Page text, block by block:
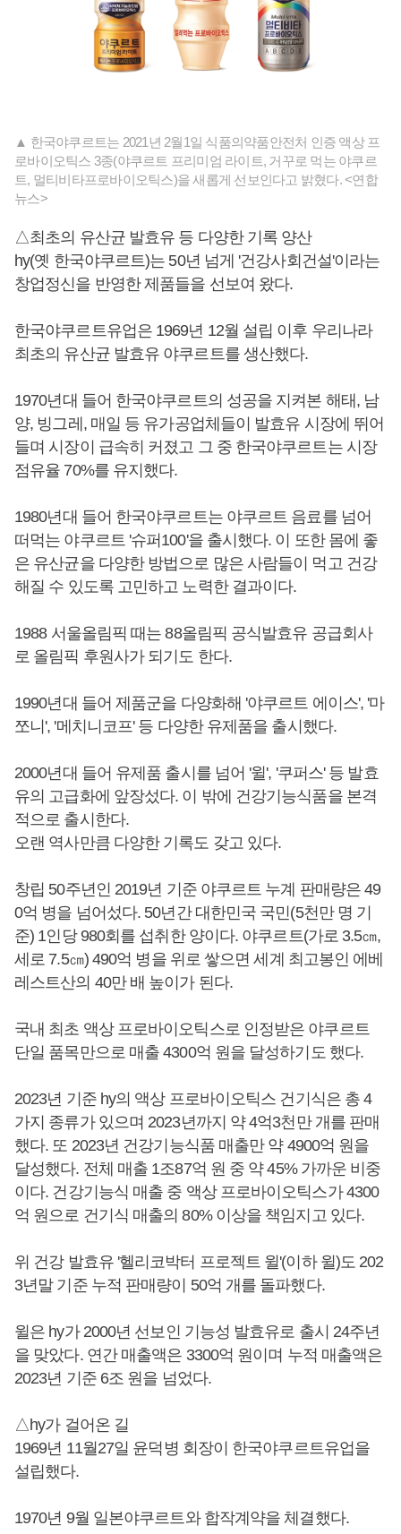
▲ 한국야쿠르트는 2021년 2월1일 식품의약품안전처 인증 액상 프
로바이오틱스 3종(야쿠르트 프리미엄 라이트, 거꾸로 먹는 야쿠르
트, 멀티비타프로바이오틱스)을 새롭게 선보인다고 밝혔다. <연합
뉴스>
△최초의 유산균 발효유 등 다양한 기록 양산
hy(옛 한국야쿠르트)는 50년 넘게 '건강사회건설'이라는
창업정신을 반영한 제품들을 선보여 왔다.
한국야쿠르트유업은 1969년 12월 설립 이후 우리나라
최초의 유산균 발효유 야쿠르트를 생산했다.
1970년대 들어 한국야쿠르트의 성공을 지켜본 해태, 남
양, 빙그레, 매일 등 유가공업체들이 발효유 시장에 뛰어
들며 시장이 급속히 커졌고 그 중 한국야쿠르트는 시장
점유율 70%를 유지했다.
1980년대 들어 한국야쿠르트는 야쿠르트 음료를 넘어
떠먹는 야쿠르트 '슈퍼100'을 출시했다. 이 또한 몸에 좋
은 유산균을 다양한 방법으로 많은 사람들이 먹고 건강
해질 수 있도록 고민하고 노력한 결과이다.
1988 서울올림픽 때는 88올림픽 공식발효유 공급회사
로 올림픽 후원사가 되기도 한다.
1990년대 들어 제품군을 다양화해 '야쿠르트 에이스', '마
쪼니', '메치니코프' 등 다양한 유제품을 출시했다.
2000년대 들어 유제품 출시를 넘어 '윌', '쿠퍼스' 등 발효
유의 고급화에 앞장섰다. 이 밖에 건강기능식품을 본격
적으로 출시한다.
오랜 역사만큼 다양한 기록도 갖고 있다.
창립 50주년인 2019년 기준 야쿠르트 누계 판매량은 49
0억 병을 넘어섰다. 50년간 대한민국 국민(5천만 명 기
준) 1인당 980회를 섭취한 양이다. 야쿠르트(가로 3.5㎝,
세로 7.5㎝) 490억 병을 위로 쌓으면 세계 최고봉인 에베
레스트산의 40만 배 높이가 된다.
국내 최초 액상 프로바이오틱스로 인정받은 야쿠르트
단일 품목만으로 매출 4300억 원을 달성하기도 했다.
2023년 기준 hy의 액상 프로바이오틱스 건기식은 총 4
가지 종류가 있으며 2023년까지 약 4억3천만 개를 판매
했다. 또 2023년 건강기능식품 매출만 약 4900억 원을
달성했다. 전체 매출 1조87억 원 중 약 45% 가까운 비중
이다. 건강기능식 매출 중 액상 프로바이오틱스가 4300
억 원으로 건기식 매출의 80% 이상을 책임지고 있다.
위 건강 발효유 '헬리코박터 프로젝트 윌'(이하 윌)도 202
3년말 기준 누적 판매량이 50억 개를 돌파했다.
윌은 hy가 2000년 선보인 기능성 발효유로 출시 24주년
을 맞았다. 연간 매출액은 3300억 원이며 누적 매출액은
2023년 기준 6조 원을 넘었다.
△hy가 걸어온 길
1969년 11월27일 윤덕병 회장이 한국야쿠르트유업을
설립했다.
1970년 9월 일본야쿠르트와 합작계약을 체결했다.